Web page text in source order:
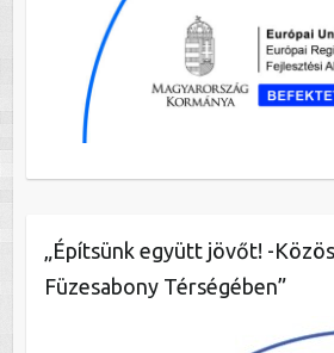
„Építsünk együtt jövőt! -
Füzesabony Térségében”